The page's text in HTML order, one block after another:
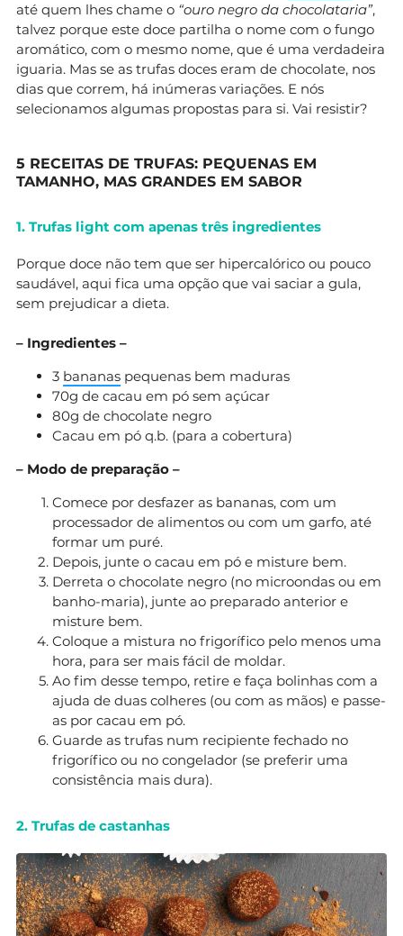
até quem lhes chame o “ouro negro da chocolataria”,
talvez porque este doce partilha o nome com o fungo
aromático, com o mesmo nome, que é uma verdadeira
iguaria. Mas se as trufas doces eram de chocolate, nos
dias que correm, há inúmeras variações. E nós
selecionamos algumas propostas para si. Vai resistir?
5 RECEITAS DE TRUFAS: PEQUENAS EM
TAMANHO, MAS GRANDES EM SABOR
1. Trufas light com apenas três ingredientes
Porque doce não tem que ser hipercalórico ou pouco
saudável, aqui fica uma opção que vai saciar a gula,
sem prejudicar a dieta.
– Ingredientes –
3 bananas pequenas bem maduras
70g de cacau em pó sem açúcar
80g de chocolate negro
Cacau em pó q.b. (para a cobertura)
– Modo de preparação –
Comece por desfazer as bananas, com um
processador de alimentos ou com um garfo, até
formar um puré.
Depois, junte o cacau em pó e misture bem.
Derreta o chocolate negro (no microondas ou em
banho-maria), junte ao preparado anterior e
misture bem.
Coloque a mistura no frigorífico pelo menos uma
hora, para ser mais fácil de moldar.
Ao fim desse tempo, retire e faça bolinhas com a
ajuda de duas colheres (ou com as mãos) e passe-
as por cacau em pó.
Guarde as trufas num recipiente fechado no
frigorífico ou no congelador (se preferir uma
consistência mais dura).
2. Trufas de castanhas